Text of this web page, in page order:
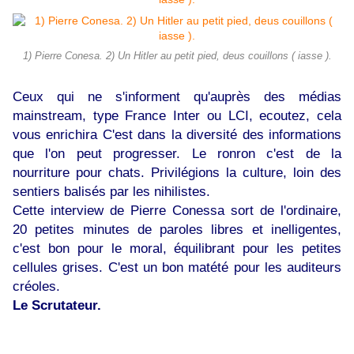
1) Pierre Conesa. 2) Un Hitler au petit pied, deus couillons ( iasse ).
Ceux qui ne s'informent qu'auprès des médias
mainstream, type France Inter ou LCI, ecoutez, cela
vous enrichira C'est dans la diversité des informations
que l'on peut progresser. Le ronron c'est de la
nourriture pour chats. Privilégions la culture, loin des
sentiers balisés par les nihilistes.
Cette interview de Pierre Conessa sort de l'ordinaire,
20 petites minutes de paroles libres et inelligentes,
c'est bon pour le moral, équilibrant pour les petites
cellules grises. C'est un bon matété pour les auditeurs
créoles.
Le Scrutateur.